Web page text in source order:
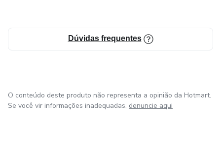
Dúvidas frequentes
O conteúdo deste produto não representa a opinião da Hotmart.
Se você vir informações inadequadas, denuncie aqui